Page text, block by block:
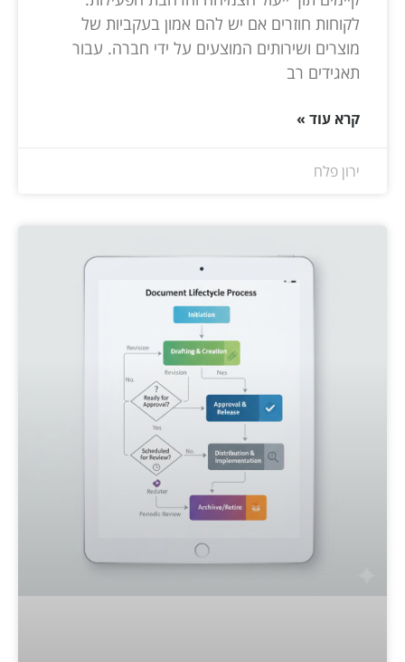
לקוחות חוזרים אם יש להם אמון בעקביות של
מוצרים ושירותים המוצעים על ידי חברה. עבור
תאגידים רב
קרא עוד »
ירון פלח